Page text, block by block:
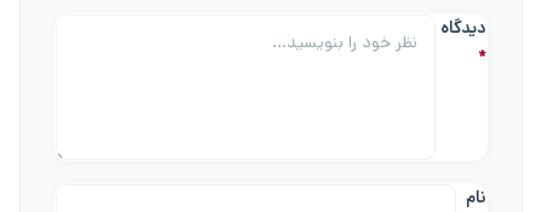
دیدگاه
*
نام